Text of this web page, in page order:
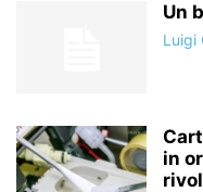
Un
Luigi
in